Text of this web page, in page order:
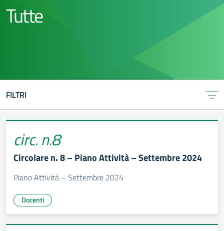
Tutte
FILTRI
circ. n.8
Circolare n. 8 – Piano Attività – Settembre 2024
Piano Attività – Settembre 2024
Docenti